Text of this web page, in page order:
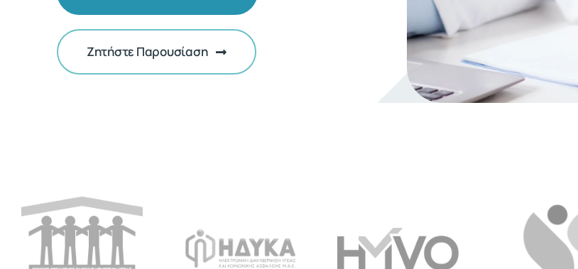
Ζητήστε Παρουσίαση